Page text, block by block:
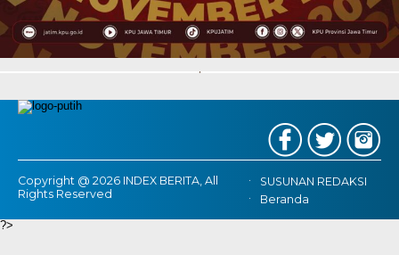
Copyright @ 2026 INDEX BERITA, All
Rights Reserved
SUSUNAN REDAKSI
Beranda
?>